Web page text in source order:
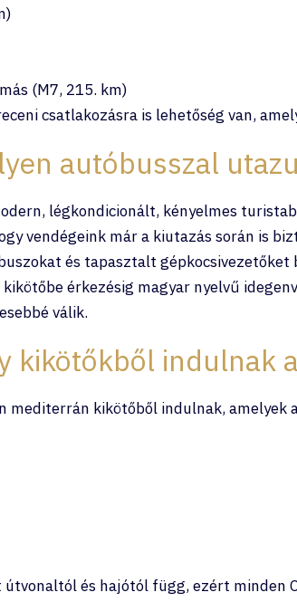
(M7, 215. km)
csatlakozásra is lehetőség van,
autóbusszal
légkondicionált, kényelmes
vendégeink már a kiutazás során is
és tapasztalt gépkocsivezetőket
érkezésig magyar nyelvű
válik.
kikötőkből indulnak
mediterrán kikötőből indulnak,
és hajótól függ, ezért